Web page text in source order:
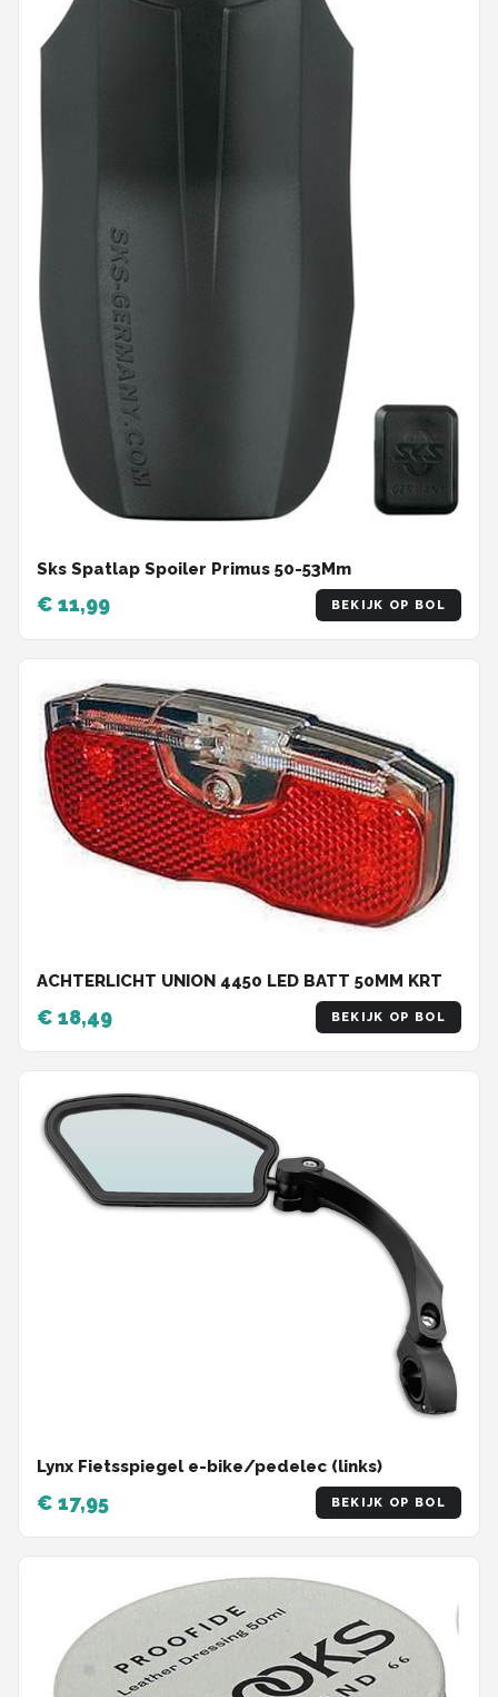
Sks Spatlap Spoiler Primus 50-53Mm
€ 11,99 BEKIJK OP BOL
ACHTERLICHT UNION 4450 LED BATT 50MM KRT
€ 18,49 BEKIJK OP BOL
Lynx Fietsspiegel e-bike/pedelec (links)
€ 17,95 BEKIJK OP BOL